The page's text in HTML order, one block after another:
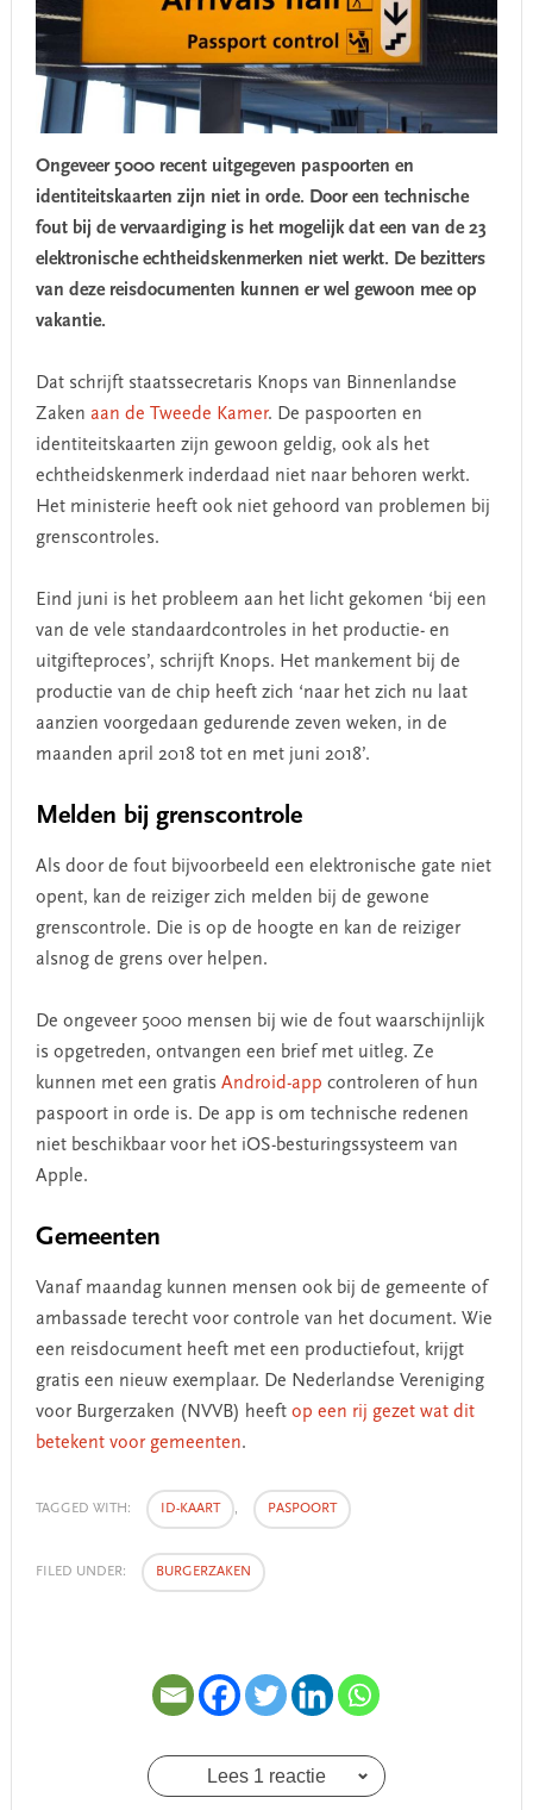
Ongeveer 5000 recent uitgegeven paspoorten en
identiteitskaarten zijn niet in orde. Door een technische
fout bij de vervaardiging is het mogelijk dat een van de 23
elektronische echtheidskenmerken niet werkt. De bezitters
van deze reisdocumenten kunnen er wel gewoon mee op
vakantie.
Dat schrijft staatssecretaris Knops van Binnenlandse
Zaken aan de Tweede Kamer. De paspoorten en
identiteitskaarten zijn gewoon geldig, ook als het
echtheidskenmerk inderdaad niet naar behoren werkt.
Het ministerie heeft ook niet gehoord van problemen bij
grenscontroles.
Eind juni is het probleem aan het licht gekomen ‘bij een
van de vele standaardcontroles in het productie- en
uitgifteproces’, schrijft Knops. Het mankement bij de
productie van de chip heeft zich ‘naar het zich nu laat
aanzien voorgedaan gedurende zeven weken, in de
maanden april 2018 tot en met juni 2018’.
Melden bij grenscontrole
Als door de fout bijvoorbeeld een elektronische gate niet
opent, kan de reiziger zich melden bij de gewone
grenscontrole. Die is op de hoogte en kan de reiziger
alsnog de grens over helpen.
De ongeveer 5000 mensen bij wie de fout waarschijnlijk
is opgetreden, ontvangen een brief met uitleg. Ze
kunnen met een gratis Android-app controleren of hun
paspoortin orde is. De app is om technische redenen
niet beschikbaar voor het iOS-besturingssysteem van
Apple.
Gemeenten
Vanaf maandag kunnen mensen ook bij de gemeente of
ambassade terecht voor controle van het document. Wie
een reisdocument heeft met een productiefout, krijgt
gratis een nieuw exemplaar. De Nederlandse Vereniging
voor Burgerzaken (NVVB) heeft op een rij gezet wat dit
betekent voor gemeenten.
TAGGED WITH: ID-KAART , PASPOORT
FILED UNDER: BURGERZAKEN
Lees 1 reactie